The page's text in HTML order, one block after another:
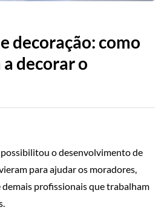
decoração: como
decorar o
o desenvolvimento de
para ajudar os moradores,
profissionais que trabalham